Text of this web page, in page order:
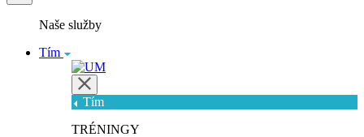
Naše služby
Tím
Tím
TRÉNINGY